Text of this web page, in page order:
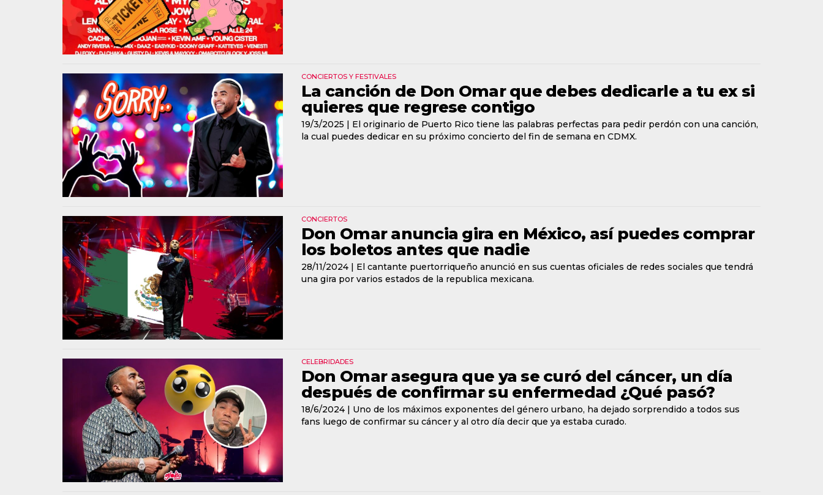
CONCIERTOS Y FESTIVALES
La canción de Don Omar que debes dedicarle a tu ex si
quieres que regrese contigo
19/3/2025 | El originario de Puerto Rico tiene las palabras perfectas para pedir perdón con una canción,
la cual puedes dedicar en su próximo concierto del fin de semana en CDMX.
CONCIERTOS
Don Omar anuncia gira en México, así puedes comprar
los boletos antes que nadie
28/11/2024 | El cantante puertorriqueño anunció en sus cuentas oficiales de redes sociales que tendrá
una gira por varios estados de la republica mexicana.
CELEBRIDADES
Don Omar asegura que ya se curó del cáncer, un día
después de confirmar su enfermedad ¿Qué pasó?
18/6/2024 | Uno de los máximos exponentes del género urbano, ha dejado sorprendido a todos sus
fans luego de confirmar su cáncer y al otro día decir que ya estaba curado.